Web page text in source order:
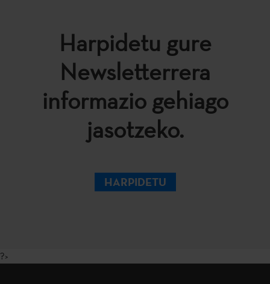
Harpidetu gure
Newsletterrera
informazio gehiago
jasotzeko.
HARPIDETU
?>